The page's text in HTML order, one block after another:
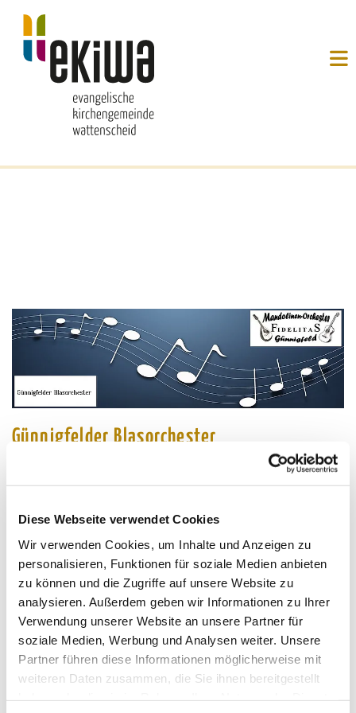
Diese Webseite verwendet Cookies
Wir verwenden Cookies, um Inhalte und Anzeigen zu
personalisieren, Funktionen für soziale Medien anbieten
zu können und die Zugriffe auf unsere Website zu
analysieren. Außerdem geben wir Informationen zu Ihrer
Verwendung unserer Website an unsere Partner für
soziale Medien, Werbung und Analysen weiter. Unsere
Partner führen diese Informationen möglicherweise mit
weiteren Daten zusammen, die Sie ihnen bereitgestellt
Günnigfelder Blasorchester